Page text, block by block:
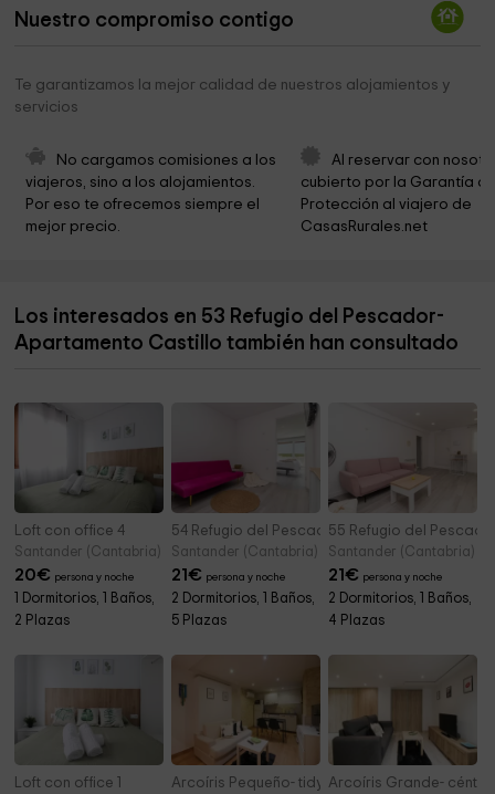
Sacred Heart Church 2,6 km
Pereda Garden 2,8 km
Iglesia Evangelica Española 2,8 km
3,0 km
Parroquia de San José Obrero 3,3 km
Nuestro compromiso contigo
Te garantizamos la mejor calidad de nuestros alojamientos y
servicios
No cargamos comisiones a los
viajeros, sino a los alojamientos.
Por eso te ofrecemos siempre el
mejor precio.
Al reservar con
cubierto por la Garantía
Protección al viajero de
CasasRurales.net
Los interesados en 53 Refugio del Pescador-
Apartamento Castillo también han consultado
Loft con office 4
Santander (Cantabria)
20€ persona y noche
1 Dormitorios, 1 Baños,
2 Plazas
54 Refugio del Pescador- Apartamento Bocal
Santander (Cantabria)
21€ persona y noche
2 Dormitorios, 1 Baños,
5 Plazas
55 Refugio del
Santander (Cantabria)
21€ persona y noche
2 Dormitorios, 1 Baños,
4 Plazas
Loft con office 1 Arcoíris Pequeño- tidy, cozy Apartment
Arcoíris Grande-